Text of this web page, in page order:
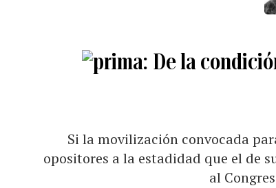
De la
Si la movilización convocada
opositores a la estadidad que el de
al